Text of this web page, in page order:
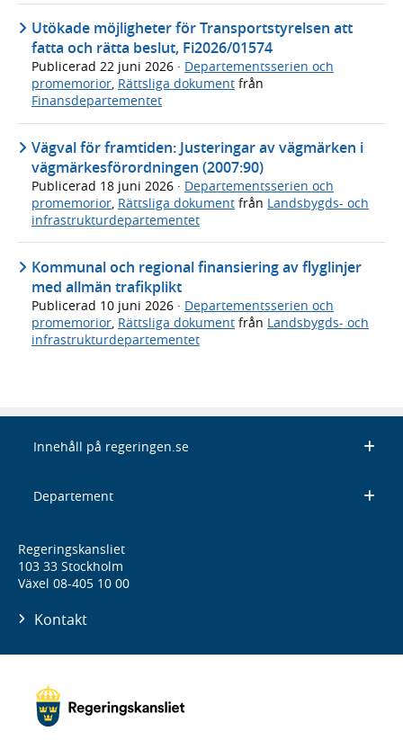
Utökade möjligheter för Transportstyrelsen att
fatta och rätta beslut, Fi2026/01574
Publicerad 22 juni 2026 · Departementsserien och
promemorior, Rättsliga dokument från
Finansdepartementet
Vägval för framtiden: Justeringar av vägmärken i
vägmärkesförordningen (2007:90)
Publicerad 18 juni 2026 · Departementsserien och
promemorior, Rättsliga dokument från Landsbygds- och
infrastrukturdepartementet
Kommunal och regional finansiering av flyglinjer
med allmän trafikplikt
Publicerad 10 juni 2026 · Departementsserien och
promemorior Rättsliga dokument från Landsbygds- och
infrastrukturdepartementet
Innehåll på regeringen.se
Departement
Regeringskansliet
103 33 Stockholm
Växel 08-405 10 00
Kontakt